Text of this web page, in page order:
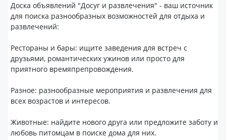
Доска объявлений "Досуг и развлечения" - ваш источник
для поиска разнообразных возможностей для отдыха и
развлечений:
Рестораны и бары: ищите заведения для встреч с
друзьями, романтических ужинов или просто для
приятного времяпрепровождения.
Разное: разнообразные мероприятия и развлечения для
всех возрастов и интересов.
Животные: найдите нового друга или предложите заботу и
любовь питомцам в поиске дома для них.